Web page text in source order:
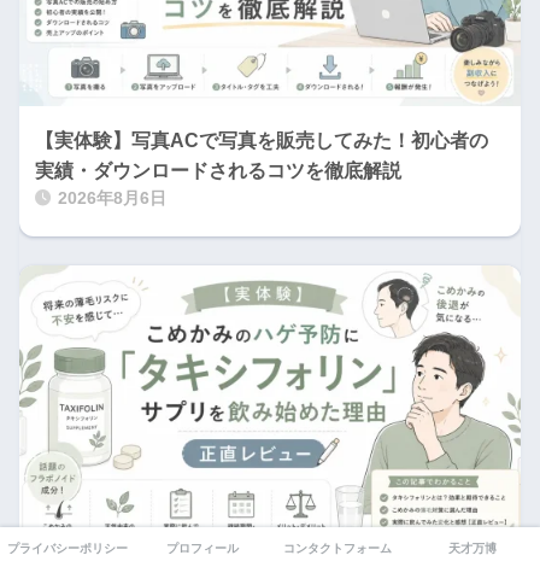
【実体験】写真ACで写真を販売してみた！初心者の
実績・ダウンロードされるコツを徹底解説
2026年8月6日
プライバシーポリシー プロフィール コンタクトフォーム 天才万博